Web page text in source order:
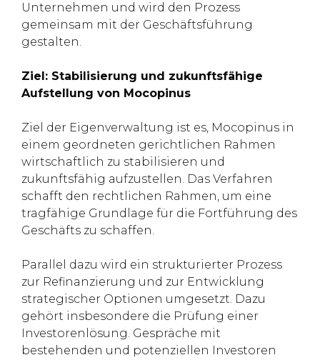
Unternehmen und wird den Prozess
gemeinsam mit der Geschäftsführung
gestalten.
Ziel: Stabilisierung und zukunftsfähige
Aufstellung von Mocopinus
Ziel der Eigenverwaltung ist es, Mocopinus in
einem geordneten gerichtlichen Rahmen
wirtschaftlich zu stabilisieren und
zukunftsfähig aufzustellen. Das Verfahren
schafft den rechtlichen Rahmen, um eine
tragfähige Grundlage für die Fortführung des
Geschäfts zu schaffen.
Parallel dazu wird ein strukturierter Prozess
zur Refinanzierung und zur Entwicklung
strategischer Optionen umgesetzt. Dazu
gehört insbesondere die Prüfung einer
Investorenlösung. Gespräche mit
bestehenden und potenziellen Investoren